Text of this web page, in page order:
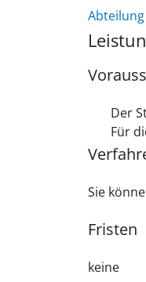
Der
Für
Sie
Fristen
keine